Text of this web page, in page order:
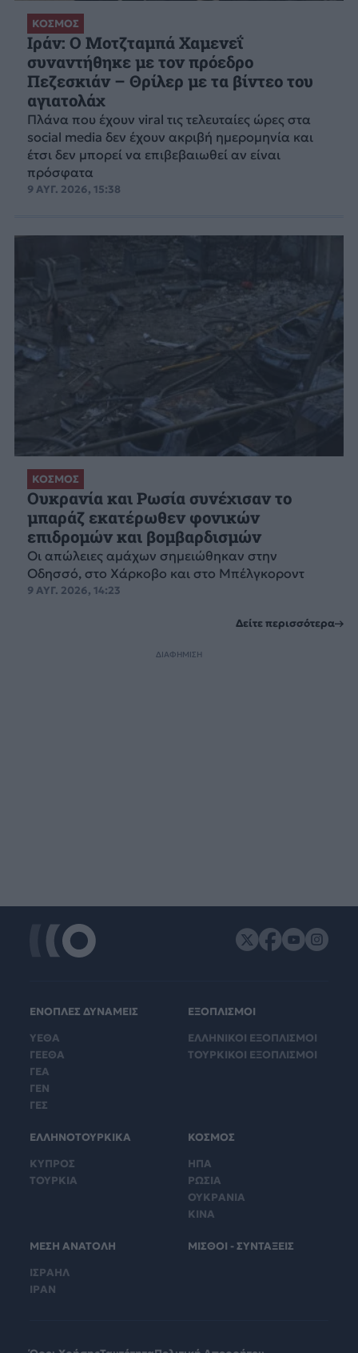
ΚΟΣΜΟΣ
Ιράν: Ο Μοτζταμπά Χαμενεΐ
συναντήθηκε με τον πρόεδρο
Πεζεσκιάν – Θρίλερ με τα βίντεο του
αγιατολάχ
Πλάνα που έχουν viral τις τελευταίες ώρες στα
social media δεν έχουν ακριβή ημερομηνία και
έτσι δεν μπορεί να επιβεβαιωθεί αν είναι
πρόσφατα
9 ΑΥΓ. 2026, 15:38
ΚΟΣΜΟΣ
Ουκρανία και Ρωσία συνέχισαν το
μπαράζ εκατέρωθεν φονικών
επιδρομών και βομβαρδισμών
Οι απώλειες αμάχων σημειώθηκαν στην
Οδησσό, στο Χάρκοβο και στο Μπέλγκοροντ
9 ΑΥΓ. 2026, 14:23
Δείτε περισσότερα
ΔΙΑΦΗΜΙΣΗ
ΕΝΟΠΛΕΣ ΔΥΝΑΜΕΙΣ
ΥΕΘΑ
ΓΕΕΘΑ
ΓΕΑ
ΓΕΝ
ΓΕΣ
ΕΞΟΠΛΙΣΜΟΙ
ΕΛΛΗΝΙΚΟΙ ΕΞΟΠΛΙΣΜΟΙ
ΤΟΥΡΚΙΚΟΙ ΕΞΟΠΛΙΣΜΟΙ
ΕΛΛΗΝΟΤΟΥΡΚΙΚΑ
ΚΥΠΡΟΣ
ΤΟΥΡΚΙΑ
ΚΟΣΜΟΣ
ΗΠΑ
ΡΩΣΙΑ
ΟΥΚΡΑΝΙΑ
ΚΙΝΑ
ΜΕΣΗ ΑΝΑΤΟΛΗ
ΙΣΡΑΗΛ
ΙΡΑΝ
ΜΙΣΘΟΙ - ΣΥΝΤΑΞΕΙΣ